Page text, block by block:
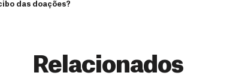
das doações?
Relacionados